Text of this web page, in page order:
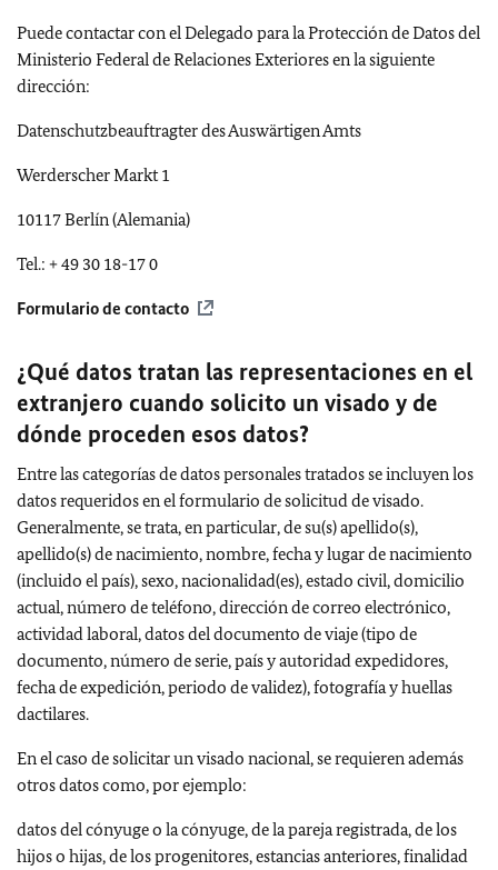
Puede contactar con el Delegado para la Protección de Datos del
Ministerio Federal de Relaciones Exteriores en la siguiente
dirección:
Datenschutzbeauftragter des Auswärtigen Amts
Werderscher Markt 1
10117 Berlín (Alemania)
Tel.: + 49 30 18-17 0
Formulario de contacto
¿Qué datos tratan las representaciones en el
extranjero cuando solicito un visado y de
dónde proceden esos datos?
Entre las categorías de datos personales tratados se incluyen los
datos requeridos en el formulario de solicitud de visado.
Generalmente, se trata, en particular, de su(s) apellido(s),
apellido(s) de nacimiento, nombre, fecha y lugar de nacimiento
(incluido el país), sexo, nacionalidad(es), estado civil, domicilio
actual, número de teléfono, dirección de correo electrónico,
actividad laboral, datos del documento de viaje (tipo de
documento, número de serie, país y autoridad expedidores,
fecha de expedición, periodo de validez), fotografía y huellas
dactilares.
En el caso de solicitar un visado nacional, se requieren además
otros datos como, por ejemplo:
datos del cónyuge o la cónyuge, de la pareja registrada, de los
hijos o hijas, de los progenitores, estancias anteriores, finalidad